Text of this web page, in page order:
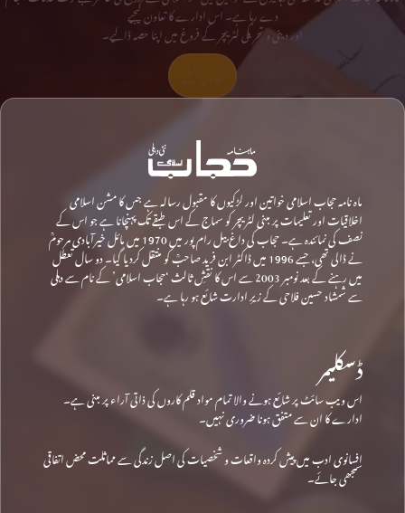
دے رہا ہے۔ اس ادارے کا تعاون کیجیے
اور دینی و تحریکی لٹریچر کے فروغ میں اپنا حصہ ڈالیے۔
ماہ نامہ حجاب اسلامی خواتین اور لڑکیوں کا مقبول رسالہ ہے جس کا مشن اسلامی
اخلاقیات اور تعلیمات پر مبنی لٹریچر کو سماج کے اس طبقے تک پہنچانا ہے جو اس کے
نصف کی نمائندہ ہے۔ حجاب کی داغ بیل رام پور میں 1970 میں مائل خیرآبادی مرحومؒ
نے ڈالی تھی، جسے 1996 میں ڈاکٹر ابن فرید صاحبؒ کو منتقل کردیا گیا۔ دو سال تعطل
میں رہنے کے بعد نومبر 2003 سے اس کا نقشِ ثالث ‘حجاب اسلامی’ کے نام سے دہلی
سے شمشاد حسین فلاحی کے زیرِ ادارت شائع ہو رہا ہے۔
ڈسکلیمر
اس ویب سائٹ پر شائع ہونے والا تمام مواد قلم کاروں کی ذاتی آراء پر مبنی ہے۔
ادارے کا ان سے متفق ہونا ضروری نہیں۔
افسانوی ادب میں پیش کردہ واقعات و شخصیات کی اصل زندگی سے مماثلت محض اتفاقی
سمجھی جائے۔